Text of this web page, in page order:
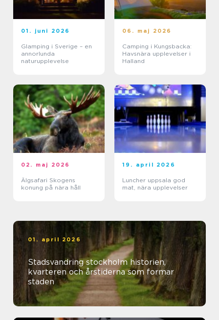
01. juni 2026
Glamping i Sverige – en
annorlunda
naturupplevelse
06. maj 2026
Camping i Kungsbacka:
Havsnära upplevelser i
Halland
02. maj 2026
Älgsafari Skogens
konung på nära håll
19. april 2026
Luncher uppsala god
mat, nära upplevelser
01. april 2026
Stadsvandring stockholm historien,
kvarteren och årstiderna som formar
staden